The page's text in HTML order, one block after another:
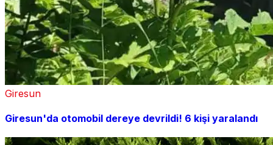
Giresun
Giresun'da otomobil dereye devrildi! 6 kişi yaralandı